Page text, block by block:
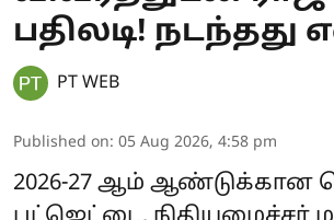
பதிலடி! நடந்தது
PT WEB
Published on: 05 Aug 2026, 4:58 pm
2026-27 ஆம் ஆண்டுக்கான